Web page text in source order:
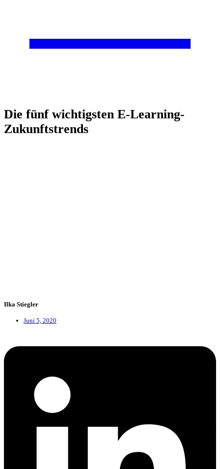
Die fünf wichtigsten E-Learning-
Zukunftstrends
Ilka Stiegler
Juni 5, 2020